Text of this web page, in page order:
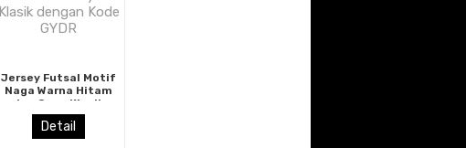
Jersey Futsal Motif
Naga Warna Hitam
dan Cyan Klasik
dengan Kode GYDR
Detail